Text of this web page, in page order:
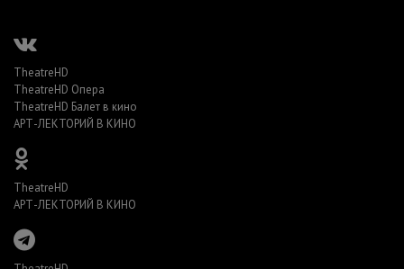
TheatreHD
TheatreHD Опера
TheatreHD Балет в кино
АРТ-ЛЕКТОРИЙ В КИНО
TheatreHD
АРТ-ЛЕКТОРИЙ В КИНО